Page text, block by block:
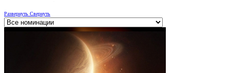
Развернуть Свернуть